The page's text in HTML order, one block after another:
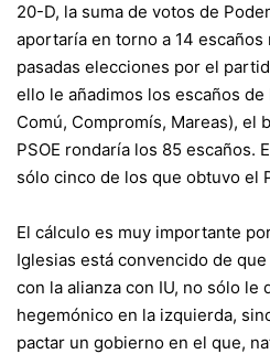
20-D, la suma de votos de
aportaría en torno a 14
pasadas elecciones por el
ello le añadimos los escaños de
Comú, Compromís, Mareas), el
PSOE rondaría los 85 escaños.
sólo cinco de los que obtuvo el
El cálculo es muy importante
Iglesias está convencido de
con la alianza con IU, no sólo le
hegemónico en la izquierda,
pactar un gobierno en el que,